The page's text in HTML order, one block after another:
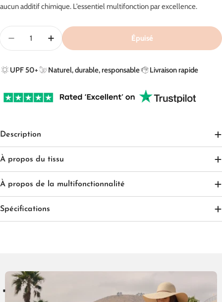
aucun additif chimique. L’essentiel multifonction par excellence.
Quantité
Diminuer La Quantité Pour Couverture UV En Beige
Augmenter La Quantité Pour Couverture
Épuisé
UPF 50+ Naturel, durable, responsable Livraison rapide
Description
À propos du tissu
À propos de la multifonctionnalité
Spécifications
TESTÉETCERTI
FI
ÉUPF50+